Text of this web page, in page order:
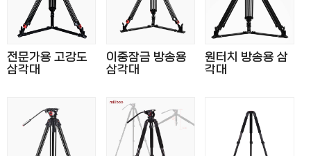
전문가용 고강도
삼각대
이중잠금 방송용
삼각대
원터치 방송용 삼
각대